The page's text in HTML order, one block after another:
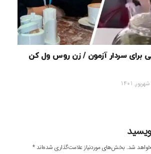
برای سردار آزمون / زن روس ول کن
شد. بخش‌های موردنیاز علامت‌گذاری شده‌اند*